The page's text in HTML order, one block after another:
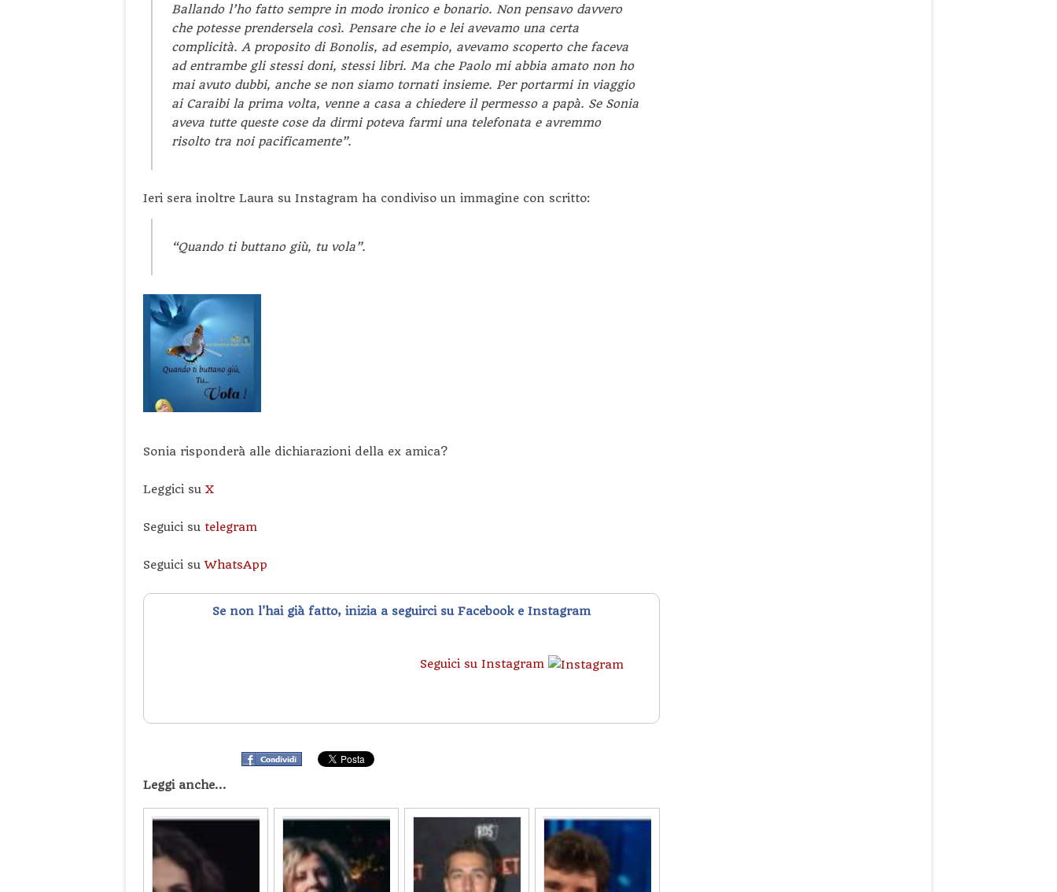
Ballando l’ho fatto sempre in modo ironico e bonario. Non pensavo davvero
che potesse prendersela così. Pensare che io e lei avevamo una certa
complicità. A proposito di Bonolis, ad esempio, avevamo scoperto che faceva
ad entrambe gli stessi doni, stessi libri. Ma che Paolo mi abbia amato non ho
mai avuto dubbi, anche se non siamo tornati insieme. Per portarmi in viaggio
ai Caraibi la prima volta, venne a casa a chiedere il permesso a papà. Se Sonia
aveva tutte queste cose da dirmi poteva farmi una telefonata e avremmo
risolto tra noi pacificamente”.
Ieri sera inoltre Laura su Instagram ha condiviso un immagine con scritto:
“Quando ti buttano giù, tu vola”.
Sonia risponderà alle dichiarazioni della ex amica?
Leggici su X
Seguici su telegram
Seguici suWhatsApp
Se non l'hai già fatto, inizia a seguirci su Facebook e Instagram
Seguici su Instagram
Leggi anche...